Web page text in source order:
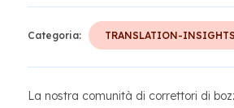
Categoria: TRANSLATION-INSIGHTS
La nostra comunità di correttori di